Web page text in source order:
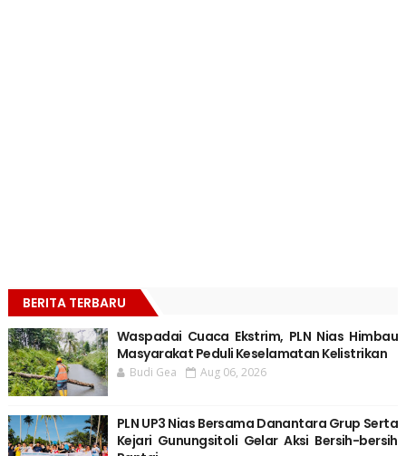
BERITA TERBARU
Waspadai Cuaca Ekstrim, PLN Nias Himbau
Masyarakat Peduli Keselamatan Kelistrikan
Budi Gea Aug 06, 2026
PLN UP3 Nias Bersama Danantara Grup Serta
Kejari Gunungsitoli Gelar Aksi Bersih-bersih